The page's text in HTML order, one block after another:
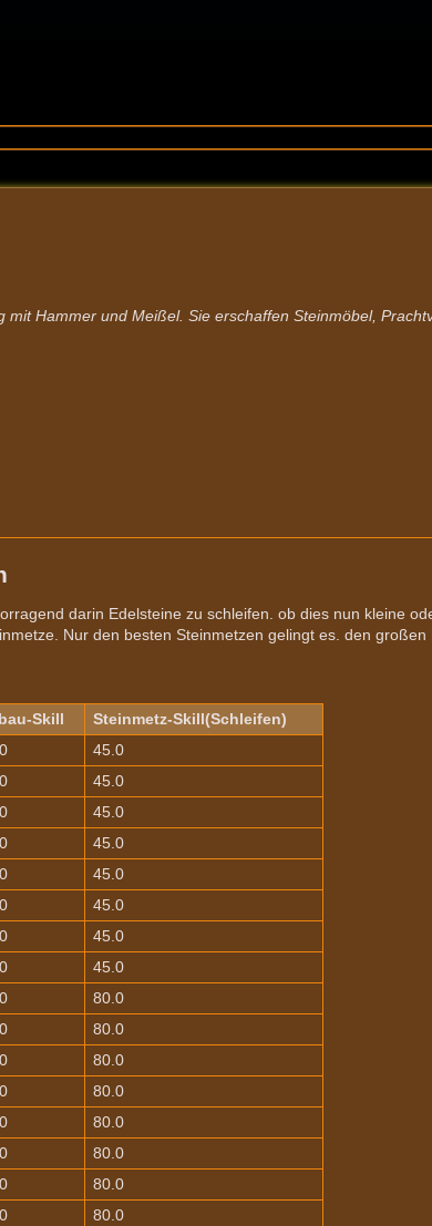
mit Hammer und Meißel. Sie erschaffen Steinmöbel,
darin Edelsteine zu schleifen. ob dies nun kleine
Nur den besten Steinmetzen gelingt es. den
Skill
Steinmetz-Skill(Schleifen)
45.0
45.0
45.0
45.0
45.0
45.0
45.0
45.0
80.0
80.0
80.0
80.0
80.0
80.0
80.0
80.0